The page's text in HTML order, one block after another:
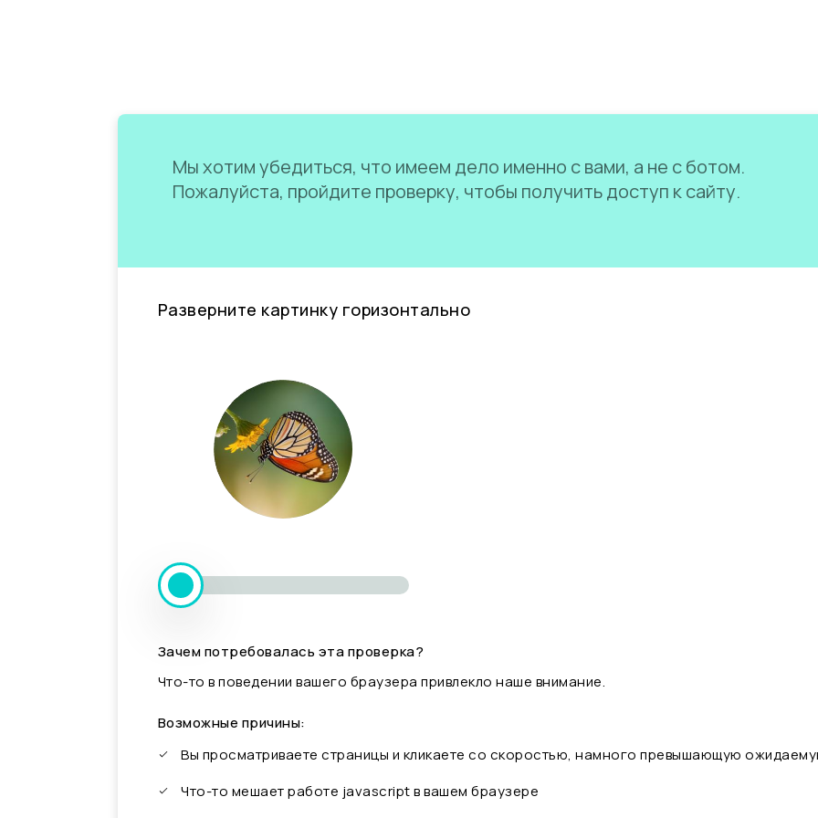
Мы хотим убедиться, что имеем дело именно с вами, а не с ботом.
Пожалуйста, пройдите проверку, чтобы получить доступ к сайту.
Разверните картинку горизонтально
Зачем потребовалась эта проверка?
Что-то в поведении вашего браузера привлекло наше внимание.
Возможные причины:
Вы просматриваете страницы и кликаете со скоростью, намного превышающую
Что-то мешает работе javascript в вашем браузере